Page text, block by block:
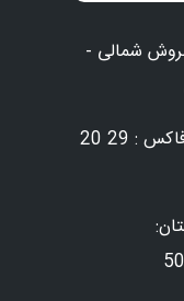
شمالی -
تلفن : 6-93 00 77 33 061 - فاکس : 29 20